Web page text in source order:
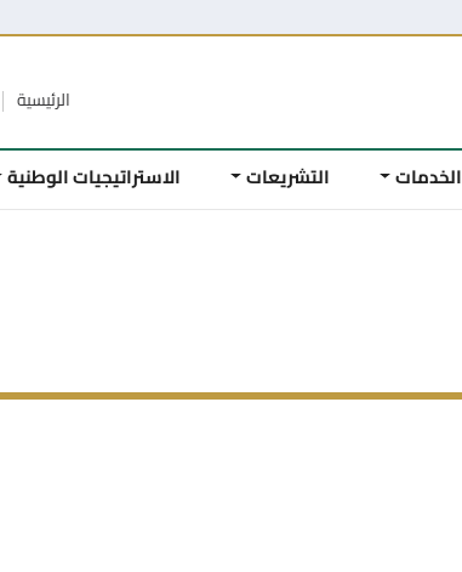
الرئيسية
الخدمات التشريعات الاستراتيجيات الوطنية